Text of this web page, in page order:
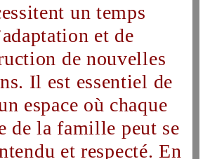
un temps
et de
de nouvelles
Il est essentiel de
espace où chaque
de la famille peut se
et respecté. En